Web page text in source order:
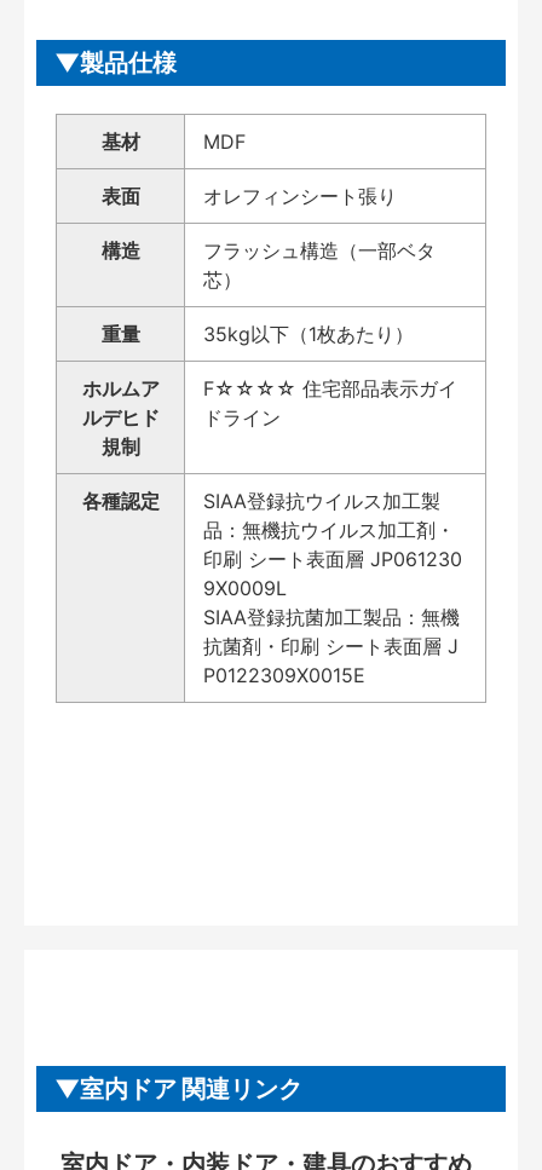
製品仕様
基材 MDF
表面 オレフィンシート張り
構造
フラッシュ構造（一部ベタ
芯）
重量 35kg以下（1枚あたり）
ホルムア
ルデヒド
規制
F☆☆☆☆ 住宅部品表示ガイ
ドライン
各種認定
SIAA登録抗ウイルス加工製
品：無機抗ウイルス加工剤・
印刷 シート表面層 JP061230
9X0009L
SIAA登録抗菌加工製品：無機
抗菌剤・印刷 シート表面層 J
P0122309X0015E
室内ドア 関連リンク